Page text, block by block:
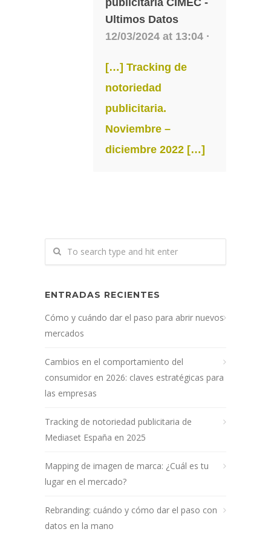
Ultimos Datos
12/03/2024 at 13:04 ·
[…] Tracking de
notoriedad
publicitaria.
Noviembre –
diciembre 2022 […]
ENTRADAS RECIENTES
Cómo y cuándo dar el paso para abrir nuevos
mercados
Cambios en el comportamiento del
consumidor en 2026: claves estratégicas para
las empresas
Tracking de notoriedad publicitaria de
Mediaset España en 2025
Mapping de imagen de marca: ¿Cuál es tu
lugar en el mercado?
Rebranding: cuándo y cómo dar el paso con
datos en la mano